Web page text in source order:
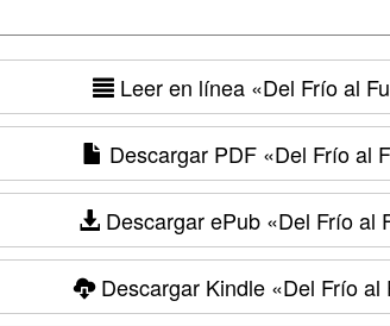
Leer en línea «Del Frío al
Descargar PDF«Del Frío al
Descargar ePub«Del Frío al
Descargar Kindle«Del Frío al